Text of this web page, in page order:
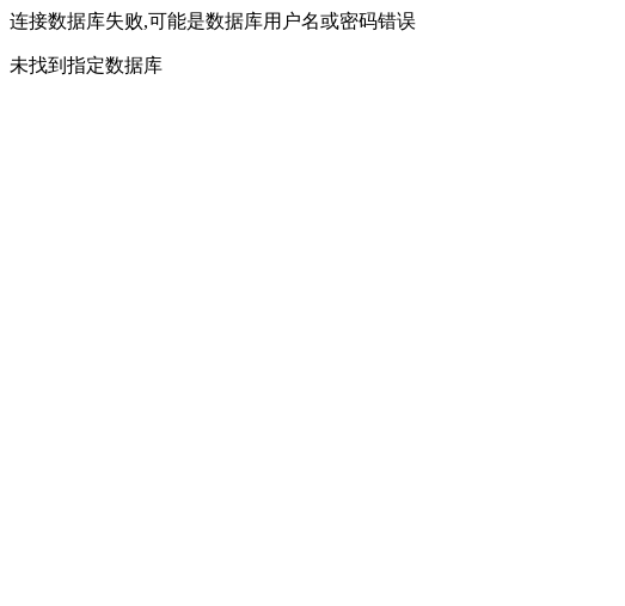
连接数据库失败,可能是数据库用户名或密码错误
未找到指定数据库